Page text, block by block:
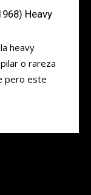
Heavy
heavy
o rareza
pero este